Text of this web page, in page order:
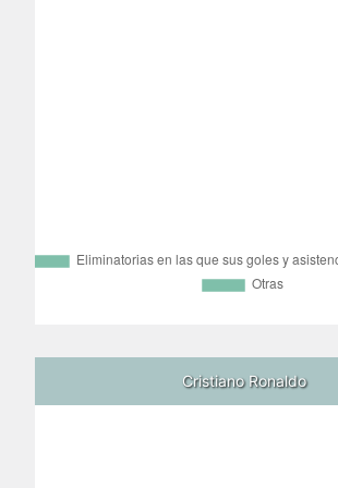
Cristiano Ronaldo